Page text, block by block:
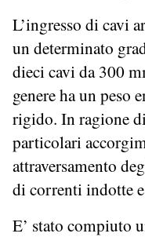
L’ingresso di cavi
un determinato
dieci cavi da 300
genere ha un peso
rigido. In ragione
particolari
attraversamento
di correnti indotte
E’ stato compiuto